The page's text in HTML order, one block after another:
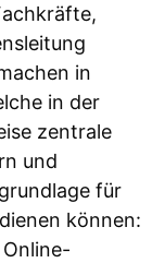
in
in der
zentrale
und
für
können: